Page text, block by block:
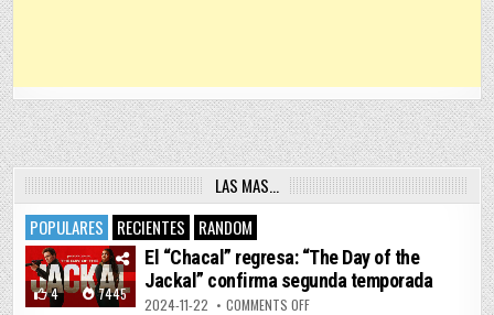
LAS MAS…
POPULARES
RECIENTES RANDOM
4 7445
El “Chacal” regresa: “The Day of the
Jackal” confirma segunda temporada
2024-11-22 COMMENTS OFFON EL “CHACAL” REGRESA: “THE